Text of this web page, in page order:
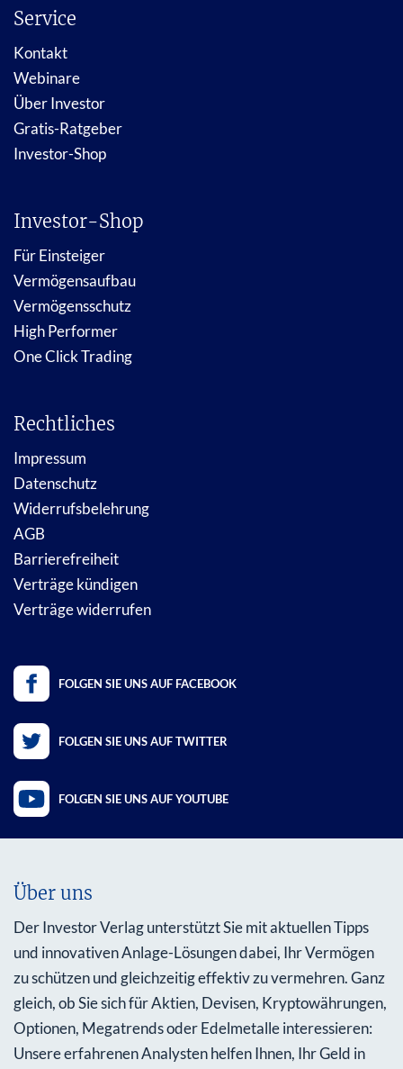
Service
Kontakt
Webinare
Über Investor
Gratis-Ratgeber
Investor-Shop
Investor-Shop
Für Einsteiger
Vermögensaufbau
Vermögensschutz
High Performer
One Click Trading
Rechtliches
Impressum
Datenschutz
Widerrufsbelehrung
AGB
Barrierefreiheit
Verträge kündigen
Verträge widerrufen
FOLGEN SIE UNS AUF FACEBOOK
FOLGEN SIE UNS AUF TWITTER
FOLGEN SIE UNS AUF YOUTUBE
Über uns
Der Investor Verlag unterstützt Sie mit aktuellen Tipps
und innovativen Anlage-Lösungen dabei, Ihr Vermögen
zu schützen und gleichzeitig effektiv zu vermehren. Ganz
gleich, ob Sie sich für Aktien, Devisen, Kryptowährungen,
Optionen, Megatrends oder Edelmetalle interessieren:
Unsere erfahrenen Analysten helfen Ihnen, Ihr Geld in